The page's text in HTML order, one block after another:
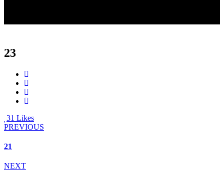
23
31 Likes
PREVIOUS
21
NEXT